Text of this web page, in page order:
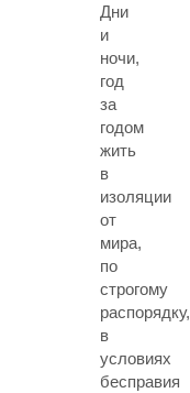
Дни
и
ночи,
год
за
годом
жить
в
изоляции
от
мира,
по
строгому
распорядку,
в
условиях
бесправия